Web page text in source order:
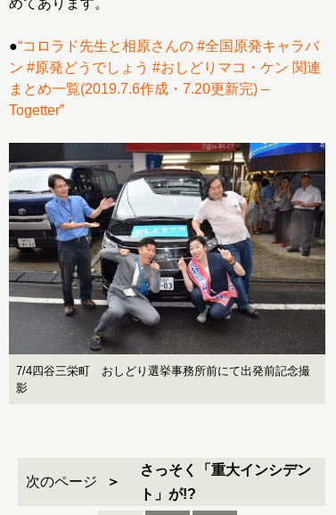
めてあります。
●“コロラド先生と相原さんの #全国原発キャラバ
ン #原発どうでしょう #おしどりマコ・ケン 関連
まとめ一覧(2019.7.6作成・7.20更新完) –
Togetter”
7/4四谷三栄町 おしどり選挙事務所前にて出発前記念撮
影
次のページ
さっそく「重大インシデン
ト」が!?